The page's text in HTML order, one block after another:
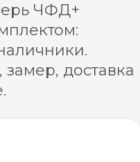
ЧФД+
доставка